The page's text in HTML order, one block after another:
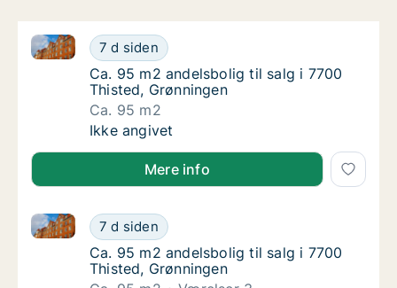
Ca. 95 m2 andelsbolig til salg i 7700
7 d siden
Ca. 95 m2 andelsbolig til salg i 7700 Thisted,
Ca. 95 m2 andelsbolig til salg i 7700
Ca. 95 m2 andelsbolig til salg i 7700
Thisted, Grønningen
Ca. 95 m2
Ca. 95 m2 andelsbolig til salg i 7700
Ikke angivet
Mere info
Ca. 95 m2 andelsbolig til salg i 7700
7 d siden
Ca. 95 m2 andelsbolig til salg i 7700 Thisted,
Ca. 95 m2 andelsbolig til salg i 7700
Ca. 95 m2 andelsbolig til salg i 7700
Thisted, Grønningen